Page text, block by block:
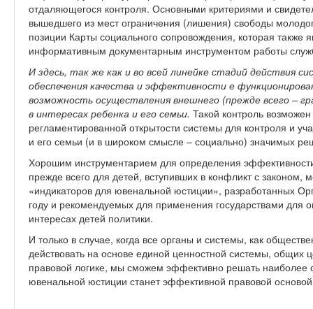
отдаляющегося контроля. Основными критериями и
вышедшего из мест ограничения (лишения) свободы
позиции Карты социального сопровождения, которая также
информативным документарным инструментом работы
И здесь, так же как и во всей линейке стадий действия
обеспечения качества и эффективности е
возможность осуществления внешнего (прежде всего –
в интересах ребенка и его семьи. Такой контроль
регламентированной открытости системы для контроля и
и его семьи (и в широком смысле – социально) значимых
Хорошим инструментарием для определения
прежде всего для детей, вступивших в конфликт с законом,
«индикаторов для ювенальной юстиции», разработанных
году и рекомендуемых для применения государствами для
интересах детей политики.
И только в случае, когда все органы и системы, как
действовать на основе единой ценностной системы, общих
правовой логике, мы сможем эффективно решать
ювенальной юстиции станет эффективной правовой